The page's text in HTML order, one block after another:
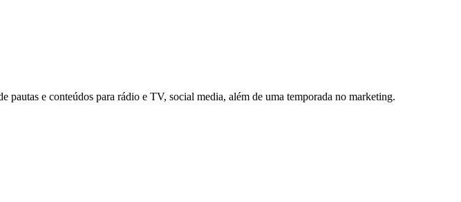
e conteúdos para rádio e TV, social media, além de uma temporada no marketing.